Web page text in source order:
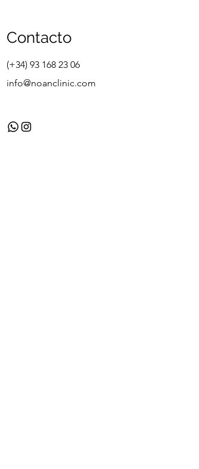
Contacto
(+34) 93 168 23 06
info@noanclinic.com